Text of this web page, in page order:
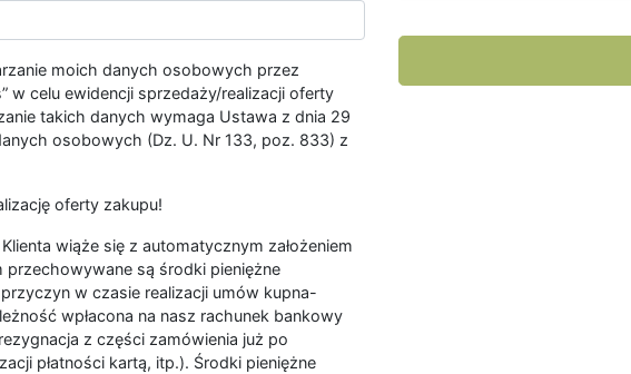
moich danych osobowych przez
w celu ewidencji sprzedaży/realizacji oferty
takich danych wymaga Ustawa z dnia 29
osobowych (Dz. U. Nr 133, poz. 833) z
oferty zakupu!
wiąże się z automatycznym założeniem
przechowywane są środki pieniężne
w czasie realizacji umów kupna-
wpłacona na nasz rachunek bankowy
z części zamówienia już po
płatności kartą, itp.). Środki pieniężne